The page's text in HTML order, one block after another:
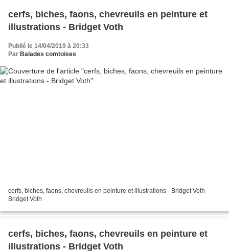
cerfs, biches, faons, chevreuils en peinture et
illustrations - Bridget Voth
Publié le 14/04/2019 à 20:33
Par Balades comtoises
cerfs, biches, faons, chevreuils en peinture et illustrations - Bridget Voth
Bridget Voth
cerfs, biches, faons, chevreuils en peinture et
illustrations - Bridget Voth